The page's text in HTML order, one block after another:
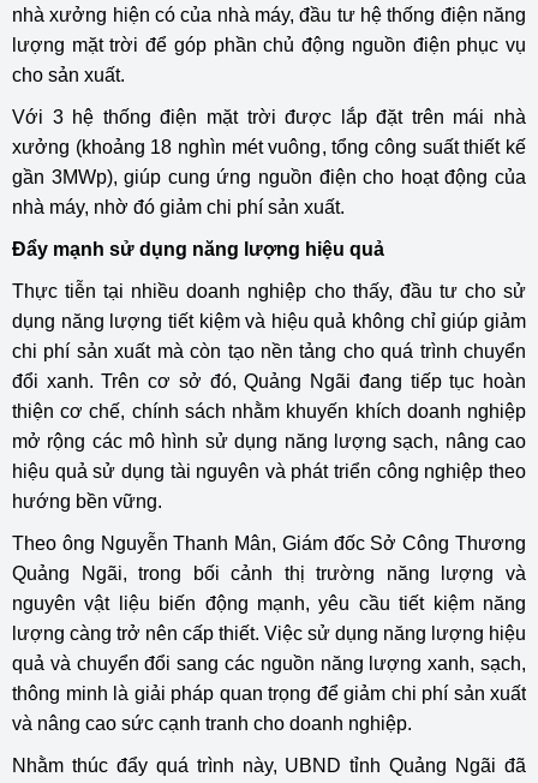
nhà xưởng hiện có của nhà máy, đầu tư hệ thống điện năng
lượng mặt trời để góp phần chủ động nguồn điện phục vụ
cho sản xuất.
Với 3 hệ thống điện mặt trời được lắp đặt trên mái nhà
xưởng (khoảng 18 nghìn mét vuông, tổng công suất thiết kế
gần 3MWp), giúp cung ứng nguồn điện cho hoạt động của
nhà máy, nhờ đó giảm chi phí sản xuất.
Đẩy mạnh sử dụng năng lượng hiệu quả
Thực tiễn tại nhiều doanh nghiệp cho thấy, đầu tư cho sử
dụng năng lượng tiết kiệm và hiệu quả không chỉ giúp giảm
chi phí sản xuất mà còn tạo nền tảng cho quá trình chuyển
đổi xanh. Trên cơ sở đó, Quảng Ngãi đang tiếp tục hoàn
thiện cơ chế, chính sách nhằm khuyến khích doanh nghiệp
mở rộng các mô hình sử dụng năng lượng sạch, nâng cao
hiệu quả sử dụng tài nguyên và phát triển công nghiệp theo
hướng bền vững.
Theo ông Nguyễn Thanh Mân, Giám đốc Sở Công Thương
Quảng Ngãi, trong bối cảnh thị trường năng lượng và
nguyên vật liệu biến động mạnh, yêu cầu tiết kiệm năng
lượng càng trở nên cấp thiết. Việc sử dụng năng lượng hiệu
quả và chuyển đổi sang các nguồn năng lượng xanh, sạch,
thông minh là giải pháp quan trọng để giảm chi phí sản xuất
và nâng cao sức cạnh tranh cho doanh nghiệp.
Nhằm thúc đẩy quá trình này, UBND tỉnh Quảng Ngãi đã